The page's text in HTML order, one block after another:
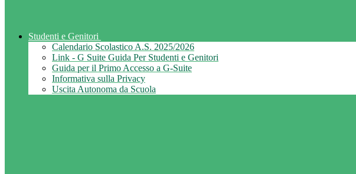
Studenti e Genitori
Calendario Scolastico A.S. 2025/2026
Link - G Suite Guida Per Studenti e Genitori
Guida per il Primo Accesso a G-Suite
Informativa sulla Privacy
Uscita Autonoma da Scuola